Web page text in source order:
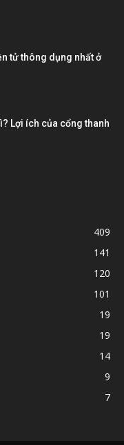
tử thông dụng nhất ở
Lợi ích của cổng thanh
409
141
120
101
19
19
14
9
7